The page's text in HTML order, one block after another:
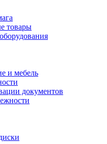
товары
и мебель
документов